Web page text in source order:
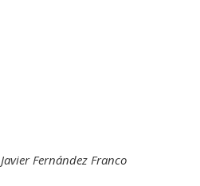
Javier Fernández Franco